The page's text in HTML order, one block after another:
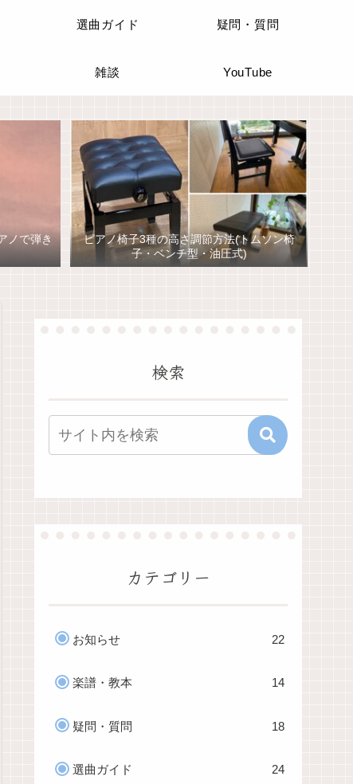
選曲ガイド 疑問・質問
雑談 YouTube
ノで弾き
ピアノ椅子3種の高さ調節方法(トムソン椅
子・ベンチ型・油圧式)
検索
カテゴリー
お知らせ 22
楽譜・教本 14
疑問・質問 18
選曲ガイド 24